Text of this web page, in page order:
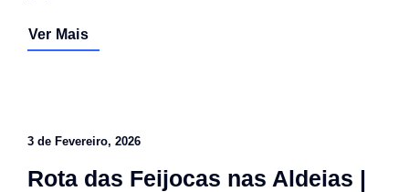
Ver Mais
3 de Fevereiro, 2026
Rota das Feijocas nas Aldeias |